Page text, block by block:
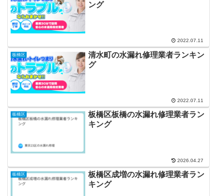
ング
2022.07.11
板橋区
清水町の水漏れ修理業者ランキン
グ
2022.07.11
板橋区
板橋区板橋の水漏れ修理業者ラン
キング
2026.04.27
板橋区
板橋区成増の水漏れ修理業者ラン
キング